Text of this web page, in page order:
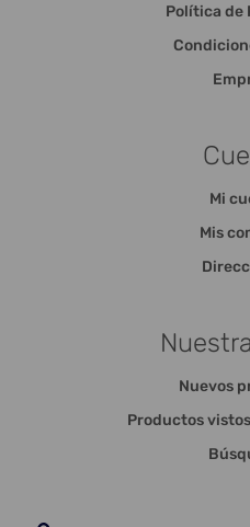
Política de
Mi
Mis
Nuevos
Productos